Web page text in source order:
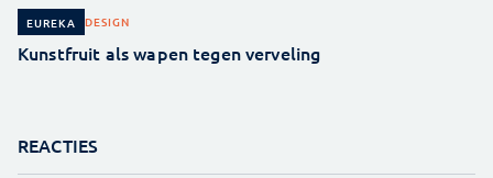
EUREKA DESIGN
Kunstfruit als wapen tegen verveling
REACTIES